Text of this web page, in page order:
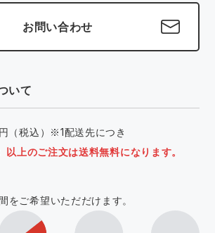
お問い合わせ
いて
（税込）※1配送先につき
上のご注文は送料無料になります。
をご希望いただだけます。